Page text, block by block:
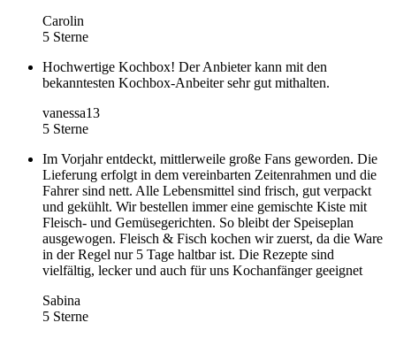
Carolin
5 Sterne
Hochwertige Kochbox! Der Anbieter kann mit den
bekanntesten Kochbox-Anbeiter sehr gut mithalten.
vanessa13
5 Sterne
Im Vorjahr entdeckt, mittlerweile große Fans geworden. Die
Lieferung erfolgt in dem vereinbarten Zeitenrahmen und die
Fahrer sind nett. Alle Lebensmittel sind frisch, gut verpackt
und gekühlt. Wir bestellen immer eine gemischte Kiste mit
Fleisch- und Gemüsegerichten. So bleibt der Speiseplan
ausgewogen. Fleisch & Fisch kochen wir zuerst, da die Ware
in der Regel nur 5 Tage haltbar ist. Die Rezepte sind
vielfältig, lecker und auch für uns Kochanfänger geeignet
Sabina
5 Sterne